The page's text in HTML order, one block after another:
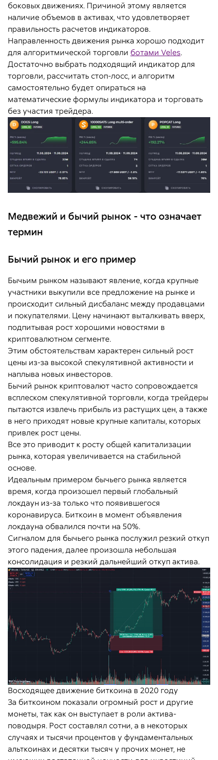
боковых движениях. Причиной этому является
наличие объемов в активах, что удовлетворяет
правильность расчетов индикаторов.
Направленность движения рынка хорошо подходит
для алгоритмической торговли ботами Veles.
Достаточно выбрать подходящий индикатор для
торговли, рассчитать стоп-лосс, и алгоритм
самостоятельно будет опираться на
математические формулы индикатора и торговать
без участия трейдера.
Медвежий и бычий рынок - что означает
термин
Бычий рынок и его пример
Бычьим рынком называют явление, когда крупные
участники выкупили все предложение на рынке и
происходит сильный дисбаланс между продавцами
и покупателями. Цену начинают выталкивать вверх,
подпитывая рост хорошими новостями в
криптовалютном сегменте.
Этим обстоятельствам характерен сильный рост
цены из-за высокой спекулятивной активности и
наплыва новых инвесторов.
Бычий рынок криптовалют часто сопровождается
всплеском спекулятивной торговли, когда трейдеры
пытаются извлечь прибыль из растущих цен, а также
в него приходят новые крупные капиталы, которых
привлек рост цены.
Все это приводит к росту общей капитализации
рынка, которая увеличивается на стабильной
основе.
Идеальным примером бычьего рынка является
время, когда произошел первый глобальный
локдаун из-за только что появившегося
коронавируса. Биткоин в момент объявления
локдауна обвалился почти на 50%.
Сигналом для бычьего рынка послужил резкий откуп
этого падения, далее произошла небольшая
консолидация и резкий дальнейший откуп актива.
Восходящее движение биткоина в 2020 году
За биткоином показали огромный рост и другие
монеты, так как он выступает в роли актива-
поводыря. Рост составлял сотни, а в некоторых
случаях и тысячи процентов у фундаментальных
альткоинах и десятки тысяч у прочих монет, не